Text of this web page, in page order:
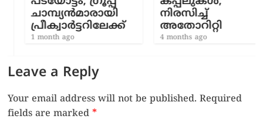
ചാമ്പ്യൻമാരായി
പ്രീക്വാർട്ടറിലേക്ക്
1 month ago
നിരസിച്ച്
അതോറിറ്റി
4 months ago
Leave a Reply
Your email address will not be published. Required
fields are marked*